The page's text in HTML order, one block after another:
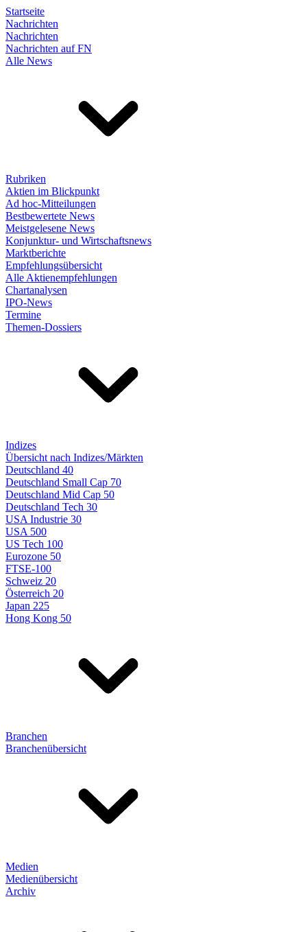
Startseite
Nachrichten
Nachrichten
Nachrichten auf FN
Alle News
Rubriken
Aktien im Blickpunkt
Ad hoc-Mitteilungen
Bestbewertete News
Meistgelesene News
Konjunktur- und Wirtschaftsnews
Marktberichte
Empfehlungsübersicht
Alle Aktienempfehlungen
Chartanalysen
IPO-News
Termine
Themen-Dossiers
Indizes
Übersicht nach Indizes/Märkten
Deutschland 40
Deutschland Small Cap 70
Deutschland Mid Cap 50
Deutschland Tech 30
USA Industrie 30
USA 500
US Tech 100
Eurozone 50
FTSE-100
Schweiz 20
Österreich 20
Japan 225
Hong Kong 50
Branchen
Branchenübersicht
Medien
Medienübersicht
Archiv